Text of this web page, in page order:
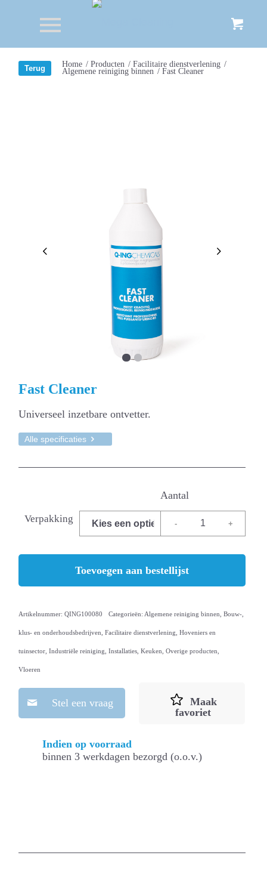
Home / Producten / Facilitaire dienstverlening /
Algemene reiniging binnen / Fast Cleaner
Volgende
Fast Cleaner
Universeel inzetbare ontvetter.
Alle specificaties
Verpakking
Toevoegen aan bestellijst
Artikelnummer:QING100080 Categorieën: Algemene reiniging binnen ,Bouw-,
klus- en onderhoudsbedrijven ,Facilitaire dienstverlening ,Hoveniers en
tuinsector ,Industriële reiniging ,Installaties ,Keuken ,Overige producten
Vloeren
Stel een vraag
Maak
favoriet
Indien op voorraad
binnen 3 werkdagen bezorgd (o.o.v.)